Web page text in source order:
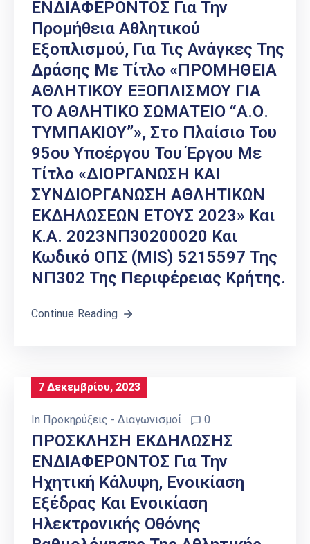
ΕΝΔΙΑΦΕΡΟΝΤΟΣ Για Την
Προμήθεια Αθλητικού
Εξοπλισμού, Για Τις Ανάγκες Της
Δράσης Με Τίτλο «ΠΡΟΜΗΘΕΙΑ
ΑΘΛΗΤΙΚΟΥ ΕΞΟΠΛΙΣΜΟΥ ΓΙΑ
ΤΟ ΑΘΛΗΤΙΚΟ ΣΩΜΑΤΕΙΟ “Α.Ο.
ΤΥΜΠΑΚΙΟΥ”», Στο Πλαίσιο Του
95ου Υποέργου Του Έργου Με
Τίτλο «ΔΙΟΡΓΑΝΩΣΗ ΚΑΙ
ΣΥΝΔΙΟΡΓΑΝΩΣΗ ΑΘΛΗΤΙΚΩΝ
ΕΚΔΗΛΩΣΕΩΝ ΕΤΟΥΣ 2023» Και
Κ.Α. 2023ΝΠ30200020 Και
Κωδικό ΟΠΣ (MIS) 5215597 Της
ΝΠ302 Της Περιφέρειας Κρήτης.
Continue Reading
7 Δεκεμβρίου, 2023
In Προκηρύξεις - Διαγωνισμοί 0
ΠΡΟΣΚΛΗΣΗ ΕΚΔΗΛΩΣΗΣ
ΕΝΔΙΑΦΕΡΟΝΤΟΣ Για Την
Ηχητική Κάλυψη, Ενοικίαση
Εξέδρας Και Ενοικίαση
Ηλεκτρονικής Οθόνης